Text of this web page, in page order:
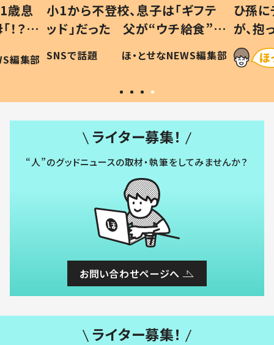
歳息
？」
編集部
小1から不登校、息子は「ギフテ
ッド」だった 父が“ウチ給食”を
作り続ける理由とは #令和の親
#令和の子
SNSで話題 ほ・とせなNEWS編集部
ひ孫
が、
「涙が
い」
ライター募集！
“人”のグッドニュースの取材・執筆をしてみませんか？
お問い合わせページへ
ライター募集！